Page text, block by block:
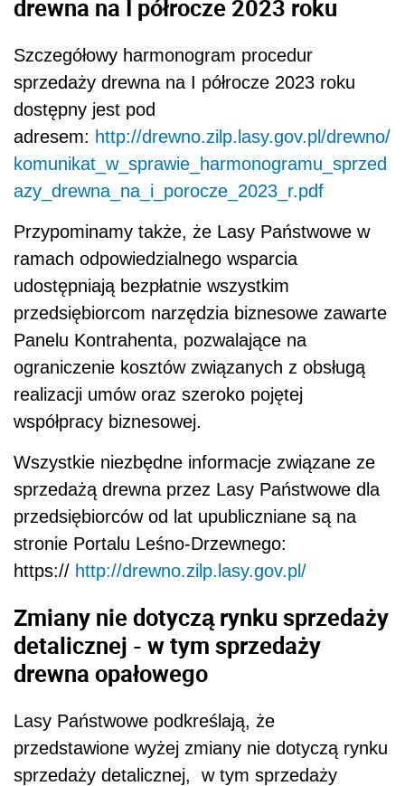
drewna na I półrocze 2023 roku
Szczegółowy harmonogram procedur
sprzedaży drewna na I półrocze 2023 roku
dostępny jest pod
adresem: http://drewno.zilp.lasy.gov.pl/drewno/
komunikat_w_sprawie_harmonogramu_sprzed
azy_drewna_na_i_porocze_2023_r.pdf
Przypominamy także, że Lasy Państwowe w
ramach odpowiedzialnego wsparcia
udostępniają bezpłatnie wszystkim
przedsiębiorcom narzędzia biznesowe zawarte
Panelu Kontrahenta, pozwalające na
ograniczenie kosztów związanych z obsługą
realizacji umów oraz szeroko pojętej
współpracy biznesowej.
Wszystkie niezbędne informacje związane ze
sprzedażą drewna przez Lasy Państwowe dla
przedsiębiorców od lat upubliczniane są na
stronie Portalu Leśno-Drzewnego:
https:// http://drewno.zilp.lasy.gov.pl/
Zmiany nie dotyczą rynku sprzedaży
detalicznej - w tym sprzedaży
drewna opałowego
Lasy Państwowe podkreślają, że
przedstawione wyżej zmiany nie dotyczą rynku
sprzedaży detalicznej, w tym sprzedaży